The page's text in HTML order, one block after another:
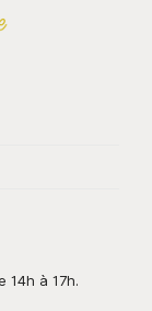
14h à 17h.